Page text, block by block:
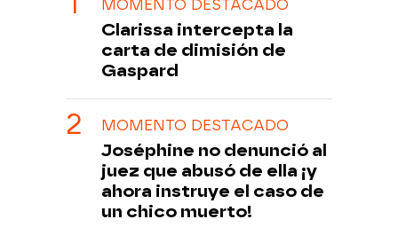
MOMENTO DESTACADO
Clarissa intercepta la
carta de dimisión de
Gaspard
MOMENTO DESTACADO
Joséphine no denunció al
juez que abusó de ella ¡y
ahora instruye el caso de
un chico muerto!